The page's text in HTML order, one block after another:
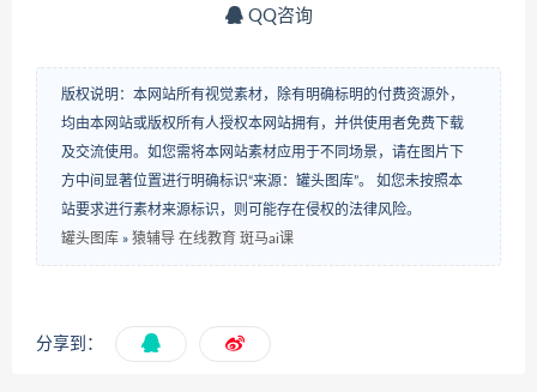
QQ咨询
版权说明：本网站所有视觉素材，除有明确标明的付费资源外，
均由本网站或版权所有人授权本网站拥有，并供使用者免费下载
及交流使用。如您需将本网站素材应用于不同场景，请在图片下
方中间显著位置进行明确标识“来源：罐头图库”。 如您未按照本
站要求进行素材来源标识，则可能存在侵权的法律风险。
罐头图库 » 猿辅导 在线教育 斑马ai课
分享到：